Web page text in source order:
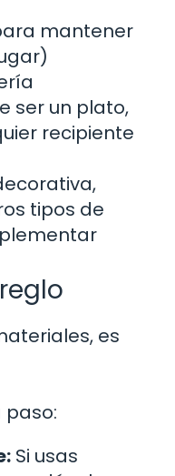
mantener
ser un plato,
recipiente
tipos de
es
paso:
Si usas